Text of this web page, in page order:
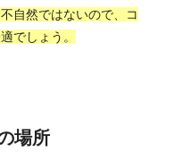
自然ではないので、コ
でしょう。
場所